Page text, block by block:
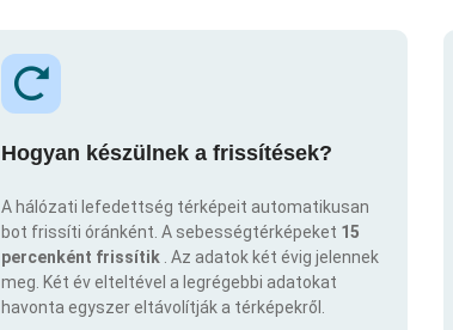
Hogyan készülnek a frissítések?
A hálózati lefedettség térképeit automatikusan
bot frissíti óránként. A sebességtérképeket 15
percenként frissítik . Az adatok két évig jelennek
meg. Két év elteltével a legrégebbi adatokat
havonta egyszer eltávolítják a térképekről.